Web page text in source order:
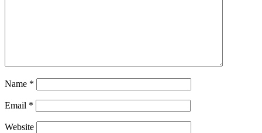
Name *
Email *
Website